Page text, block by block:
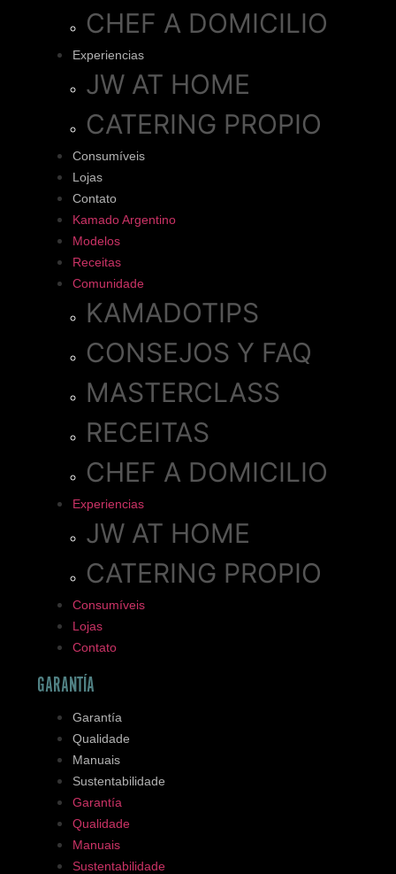
CHEF A DOMICILIO
Experiencias
JW AT HOME
CATERING PROPIO
Consumíveis
Lojas
Contato
Kamado Argentino
Modelos
Receitas
Comunidade
KAMADOTIPS
CONSEJOS Y FAQ
MASTERCLASS
RECEITAS
CHEF A DOMICILIO
Experiencias
JW AT HOME
CATERING PROPIO
Consumíveis
Lojas
Contato
GARANTÍA
Garantía
Qualidade
Manuais
Sustentabilidade
Garantía
Qualidade
Manuais
Sustentabilidade